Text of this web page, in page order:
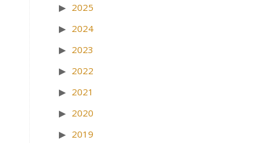
2025
2024
2023
2022
2021
2020
2019